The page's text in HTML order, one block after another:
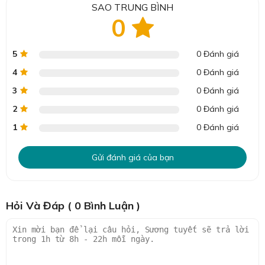
mình từ hiện đại đến cổ điển.
>> Xem thêm:Thảm lông trải sàn
SAO TRUNG BÌNH
0
5
0 Đánh giá
4
0 Đánh giá
3
0 Đánh giá
2
0 Đánh giá
1
0 Đánh giá
Gửi đánh giá của bạn
Hỏi Và Đáp ( 0 Bình Luận )